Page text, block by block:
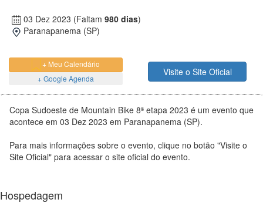
03 Dez 2023 (Faltam 980 dias)
Paranapanema (SP)
+ Meu Calendário
+ Google Agenda
Visite o Site Oficial
Copa Sudoeste de Mountain Bike 8ª etapa 2023 é um evento que
acontece em 03 Dez 2023 em Paranapanema (SP).
Para mais informações sobre o evento, clique no botão "Visite o
Site Oficial" para acessar o site oficial do evento.
Hospedagem